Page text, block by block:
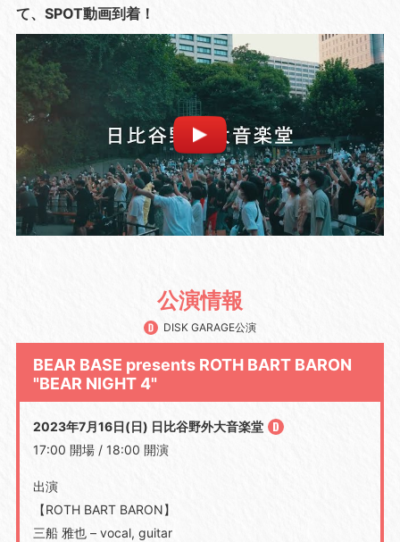
て、SPOT動画到着！
公演情報
DISK GARAGE公演
BEAR BASE presents ROTH BART BARON
"BEAR NIGHT 4"
2023年7月16日(日) 日比谷野外大音楽堂
17:00 開場 / 18:00 開演
出演
【ROTH BART BARON】
三船 雅也 – vocal, guitar